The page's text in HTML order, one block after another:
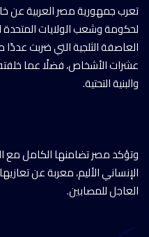
تعرب جمهورية مصر العربية عن
لحكومة وشعب الولايات المتحدة
العاصفة الثلجية التي ضربت
عشرات الأشخاص، فضلًا عما
والبنية التحتية.
وتؤكد مصر تضامنها الكامل مع
الإنساني الأليم، معربة عن
العاجل للمصابين.